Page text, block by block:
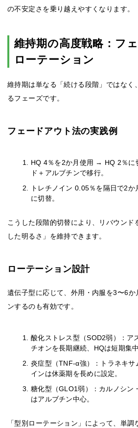
の不安定さを乗り越えやすくなります。
維持期の高度戦略：フ
ローテーション
維持期は単なる「続ける段階」ではなく
るフェーズです。
フェードアウト法の実践例
HQ 4％を2か月使用 → HQ 2％に
ド＋アルブチンで移行。
トレチノイン 0.05％を隔日で2
に切替。
こうした段階的切替により、リバウンド
した明るさ」を維持できます。
ローテーション設計
遺伝子型に応じて、外用・内服を3〜6か
ンするのも有効です。
酸化ストレス型（SOD2弱）：ア
チオンを長期継続、HQは短期集中
炎症型（TNF-α強）：トラネキサ
インは休薬期を長めに設定。
糖化型（GLO1弱）：カルノシン
はアルブチン中心。
「型別ローテーション」によって、単調